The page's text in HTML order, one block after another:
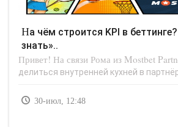
На чём строится KPI в беттинге? - «Надо
знать»..
Привет! На связи Рома из Mostbet
делиться внутренней кухней в
30-июл, 12:48